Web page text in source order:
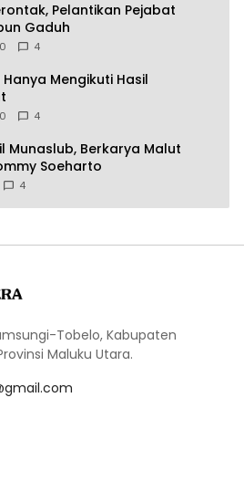
Pelantikan Pejabat
Gaduh
4
Hanya Mengikuti Hasil
4
Munaslub, Berkarya Malut
Soeharto
4
Tobelo, Kabupaten
Maluku Utara.